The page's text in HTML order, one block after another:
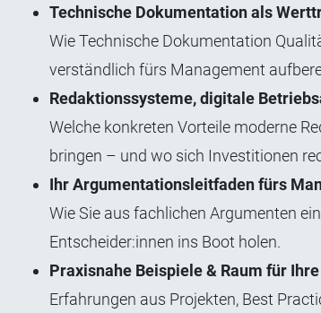
Technische Dokumentation als
Wie Technische Dokumentation
verständlich fürs Management
Redaktionssysteme, digitale
Welche konkreten Vorteile moderne
bringen – und wo sich Investitionen
Ihr Argumentationsleitfaden fürs
Wie Sie aus fachlichen Argumenten
Entscheider:innen ins Boot holen.
Praxisnahe Beispiele & Raum für
Erfahrungen aus Projekten, Best